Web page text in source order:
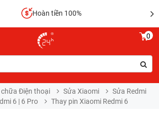
Hoàn tiền 100%
0
chữa Điện thoại Sửa Xiaomi
Sửa Redmi
6 | 6 Pro
Thay pin Xiaomi Redmi 6